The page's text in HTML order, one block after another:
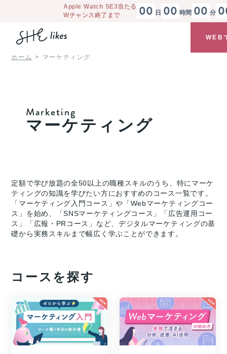
Apple Watch SE3当たる
Wチャンス終了まで
00 日 00 時間 00 分
WEB
ホーム マーケティング
Marketing
マーケティング
定額で学び放題の全50以上の職種スキルのうち、特にマーケ
ティングの知識を学びたい方におすすめのコース一覧です。
「マーケティング入門コース」や「Webマーケティングコー
ス」を始め、「SNSマーケティングコース」「広告運用コー
ス」「広報・PRコース」など、デジタルマーケティングの基
礎から実務スキルまで幅広く学ぶことができます。
コースを探す